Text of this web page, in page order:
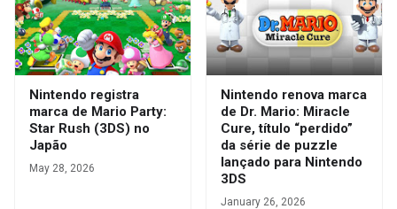
Nintendo registra
marca de Mario Party:
Star Rush (3DS) no
Japão
May 28, 2026
Nintendo renova marca
de Dr. Mario: Miracle
Cure, título “perdido”
da série de puzzle
lançado para Nintendo
3DS
January 26, 2026